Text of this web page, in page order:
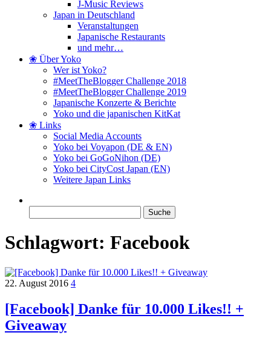
J-Music Reviews
Japan in Deutschland
Veranstaltungen
Japanische Restaurants
und mehr…
❀ Über Yoko
Wer ist Yoko?
#MeetTheBlogger Challenge 2018
#MeetTheBlogger Challenge 2019
Japanische Konzerte & Berichte
Yoko und die japanischen KitKat
❀ Links
Social Media Accounts
Yoko bei Voyapon (DE & EN)
Yoko bei GoGoNihon (DE)
Yoko bei CityCost Japan (EN)
Weitere Japan Links
nach:
Schlagwort: Facebook
22. August 2016 4
[Facebook] Danke für 10.000 Likes!! +
Giveaway